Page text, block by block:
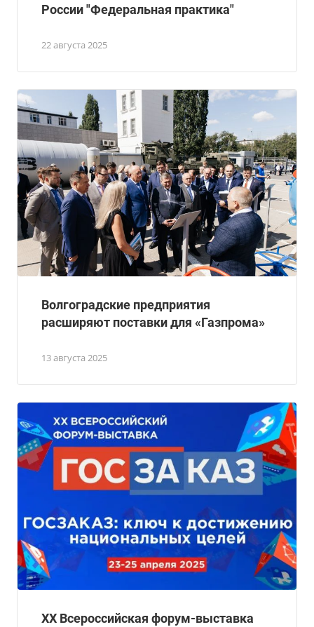
22 августа 2025
России "Федеральная практика"
13 августа 2025
Волгоградские предприятия
расширяют поставки для «Газпрома»
ХХ Всероссийская форум-выставка